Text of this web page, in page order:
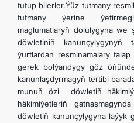
tutup bilerler.Ýüz tutmany
tutmany ýerine
maglumatlaryň dolulygyna we
döwletiniň kanunçylygynyň
ýurtlardan resminamalary
gerek bolýandygy göz
kanunlaşdyrmagyň tertibi
munuň özi döwletiň
häkimiýetleriň
döwletiň kanunçylygyna laýyk